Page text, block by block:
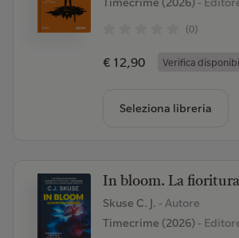
(0)
€ 12,90 Verifica
Seleziona libreria
In bloom. La
Skuse C. J. - Autore
Timecrime (2026)-